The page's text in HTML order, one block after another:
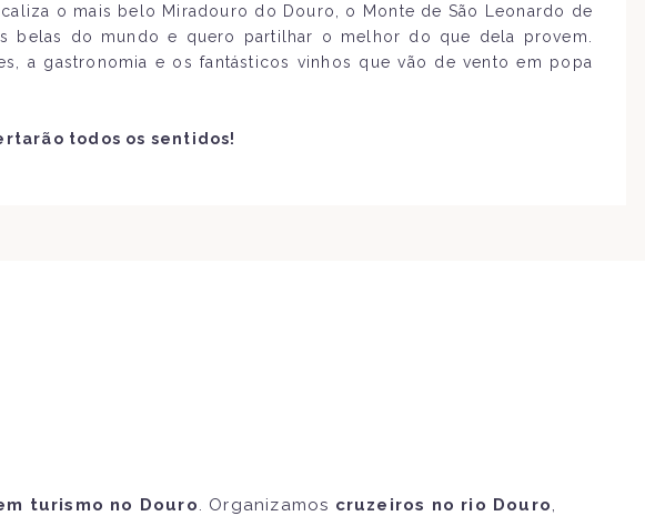
o mais belo Miradouro do Douro, o Monte de São Leonardo de
belas do mundo e quero partilhar o melhor do que dela provem.
a gastronomia e os fantásticos vinhos que vão de vento em popa
todos os sentidos!
turismo no Douro. Organizamos cruzeiros no rio Douro,